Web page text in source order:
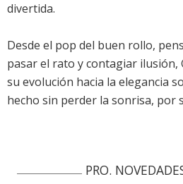
divertida.
Desde el pop del buen rollo,
pasar el rato y contagiar ilusión,
su evolución hacia la elegancia
hecho sin perder la sonrisa, por
PRO.